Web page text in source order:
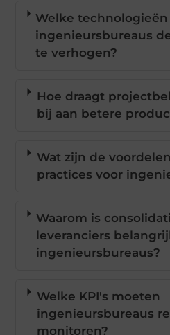
Welke
ingenieursbureaus
te verhogen?
Hoe draagt
bij aan betere
Wat zijn de
practices voor
Waarom is
leveranciers
ingenieursbureaus?
Welke KPI's moeten
ingenieursbureaus
monitoren?